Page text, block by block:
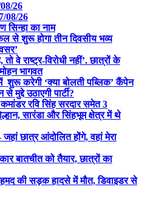
26
08/26
का नाम
से शुरू होगा तीन दिवसीय भव्य
वे राष्ट्र-विरोधी नहीं’. छात्रों के
भागवत
शुरू करेगी ‘क्या बोलती पब्लिक’ कैंपेन
मुद्दे उठाएगी पार्टी?
रवि सिंह सरदार समेत 3
सारंडा और सिंहभूम क्षेत्र में थे
छात्र आंदोलित होंगे, वहां मेरा
बातचीत को तैयार, छात्रों का
की सड़क हादसे में मौत, डिवाइडर से